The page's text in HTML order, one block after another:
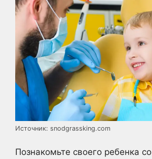
Источник: snodgrassking.com
Познакомьте своего ребенка со